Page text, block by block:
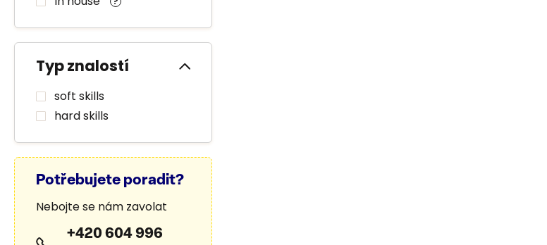
Typ znalostí
soft skills
hard skills
Potřebujete poradit?
Nebojte se nám zavolat
+420 604 996